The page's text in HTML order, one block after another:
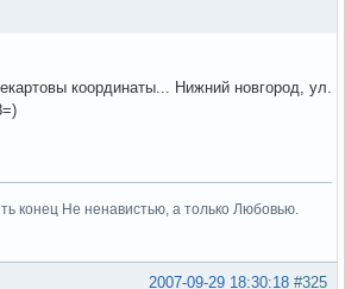
координаты... Нижний новгород, ул.
конец Не ненавистью, а только Любовью.
#325
2007-09-29 18:30:18